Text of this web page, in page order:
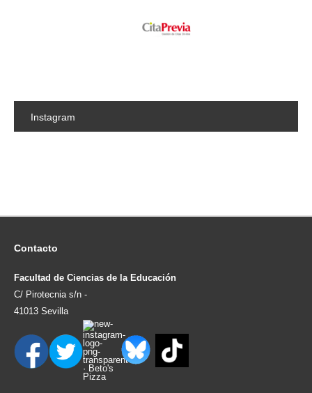
Instagram
Contacto
Facultad de Ciencias de la Educación
C/ Pirotecnia s/n -
41013 Sevilla